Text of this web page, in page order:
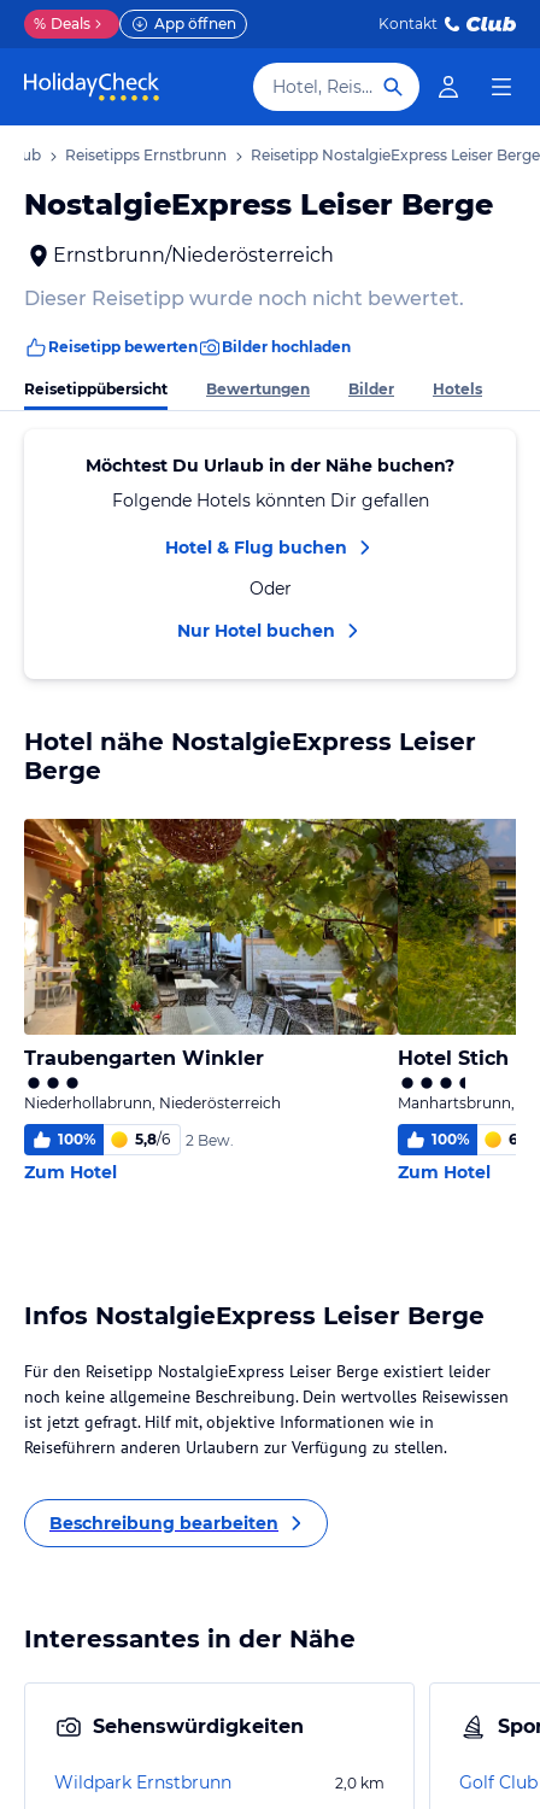
% Deals App öffnen Kontakt
Hotel, Reiseziel
Reisetipps Ernstbrunn Reisetipp NostalgieExpress Leiser Berge
NostalgieExpress Leiser Berge
Ernstbrunn/Niederösterreich
Dieser Reisetipp wurde noch nicht bewertet.
Reisetipp bewerten Bilder hochladen
Reisetippübersicht Bewertungen Bilder Hotels
Möchtest Du Urlaub in der Nähe buchen?
Folgende Hotels könnten Dir gefallen
Hotel & Flug buchen
Oder
Nur Hotel buchen
Hotel nähe NostalgieExpress Leiser
Berge
Traubengarten Winkler
Niederhollabrunn, Niederösterreich
100% 5,8/6 2 Bew.
Zum Hotel
Hotel Stich
Manhartsbrunn,
100% 6,0
Zum Hotel
Infos NostalgieExpress Leiser Berge
Für den Reisetipp NostalgieExpress Leiser Berge existiert leider
noch keine allgemeine Beschreibung. Dein wertvolles Reisewissen
ist jetzt gefragt. Hilf mit, objektive Informationen wie in
Reiseführern anderen Urlaubern zur Verfügung zu stellen.
Beschreibung bearbeiten
Interessantes in der Nähe
Sehenswürdigkeiten
Wildpark Ernstbrunn 2,0 km Golf